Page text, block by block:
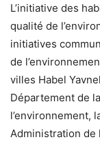
L’initiative des
qualité de
initiatives
de
villes Habel
Département de
l’environnement,
Administration de